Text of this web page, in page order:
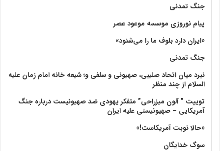
جنگ تمدنی
پیام نوروزی موسسه موعود عصر
«ایران دارد بلوف ما را می‌شنود»
جنگ تمدنی
نبرد میان اتحاد صلیبی، صهیونی و سلفی و؛ شیعه خانه امام زمان علیه
السلام از چند منظر
توییت ” آلون میزراحی” متفکر یهودی ضد صهیونیست درباره جنگ
آمریکایی – صهیونیستی علیه ایران
«حالا نوبت آمریکاست!»
سوگ خدایگان